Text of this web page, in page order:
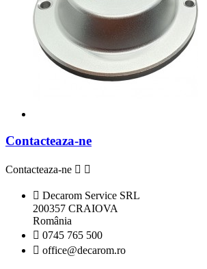
Contacteaza-ne
Contacteaza-ne  
 Decarom Service SRL
200357 CRAIOVA
România
 0745 765 500
 office@decarom.ro